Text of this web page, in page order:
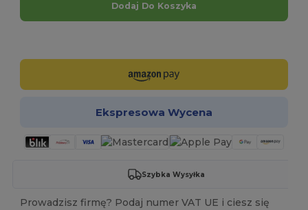
Dodaj Do Koszyka
Ekspresowa Wycena
Szybka Wysyłka
Prowadzisz firmę? Podaj numer VAT UE i ciesz się